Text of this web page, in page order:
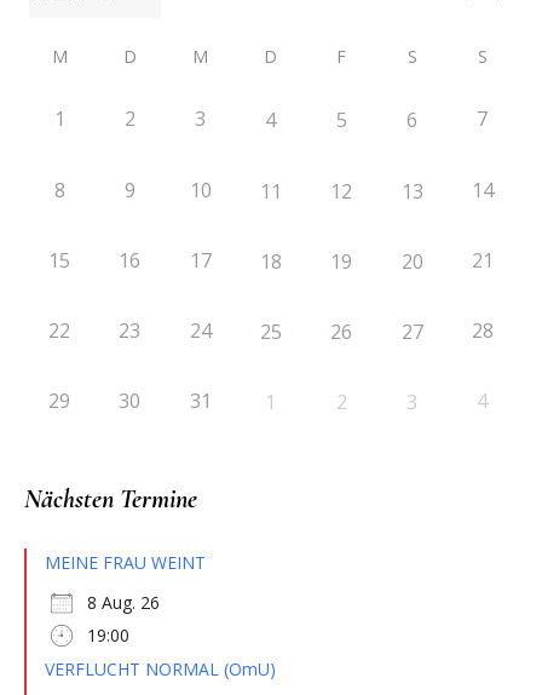
M D M D F S S
1 2 3 4 5 6 7
8 9 10 11 12 13 14
15 16 17 18 19 20 21
22 23 24 25 26 27 28
29 30 31 1 2 3 4
Nächsten Termine
MEINE FRAU WEINT
8 Aug. 26
19:00
VERFLUCHT NORMAL (OmU)